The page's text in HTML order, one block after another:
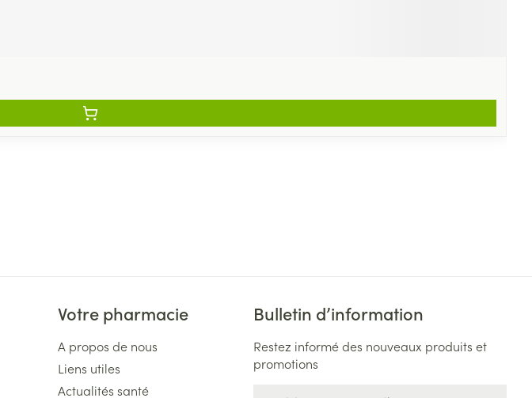
Votre pharmacie
A propos de nous
Liens utiles
Actualités santé
Bulletin d’information
Restez informé des nouveaux produits et
promotions